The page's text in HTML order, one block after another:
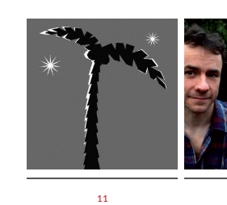
11